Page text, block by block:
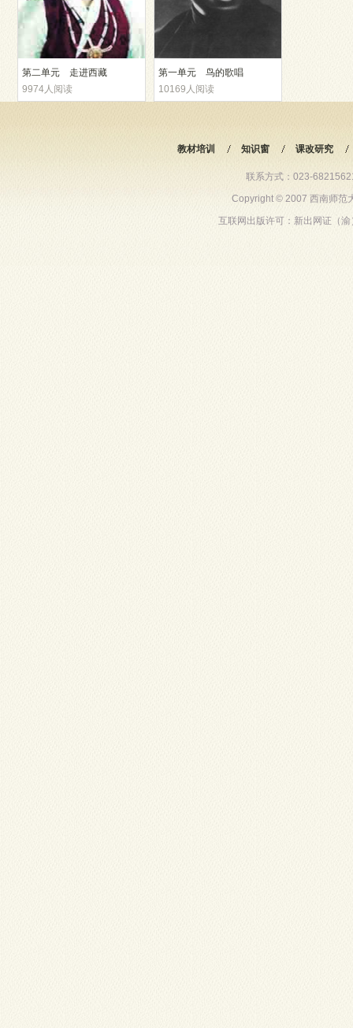
第二单元 走进西藏
9974人阅读
第一单元 鸟的歌唱
10169人阅读
教材培训 知识窗 课改研究
联系方式：023-
Copyright © 2007 西南师范
互联网出版许可：新出网证（